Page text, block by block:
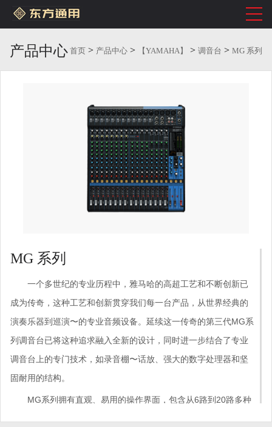
产品中心 首页 > 产品中心 > 【YAMAHA】 > 调音台 > MG 系列
MG 系列
一个多世纪的专业历程中，雅马哈的高超工艺和不断创新已
成为传奇，这种工艺和创新贯穿我们每一台产品，从世界经典的
演奏乐器到巡演〜的专业音频设备。延续这一传奇的第三代MG系
列调音台已将这种追求融入全新的设计，同时进一步结合了专业
调音台上的专门技术，如录音棚〜话放、强大的数字处理器和坚
固耐用的结构。
MG系列拥有直观、易用的操作界面，包含从6路到20路多种